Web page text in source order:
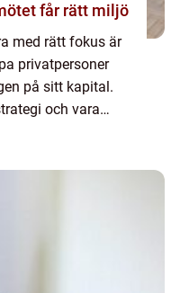
växjö när mötet får rätt miljö
med rätt fokus är
privatpersoner
på sitt kapital.
och vara